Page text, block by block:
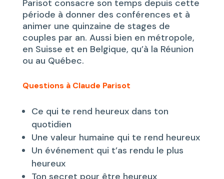
Parisot consacre son temps depuis cette
période à donner des conférences et à
animer une quinzaine de stages de
couples par an. Aussi bien en métropole,
en Suisse et en Belgique, qu’à la Réunion
ou au Québec.
Questions à Claude Parisot
Ce qui te rend heureux dans ton
quotidien
Une valeur humaine qui te rend heureux
Un événement qui t’as rendu le plus
heureux